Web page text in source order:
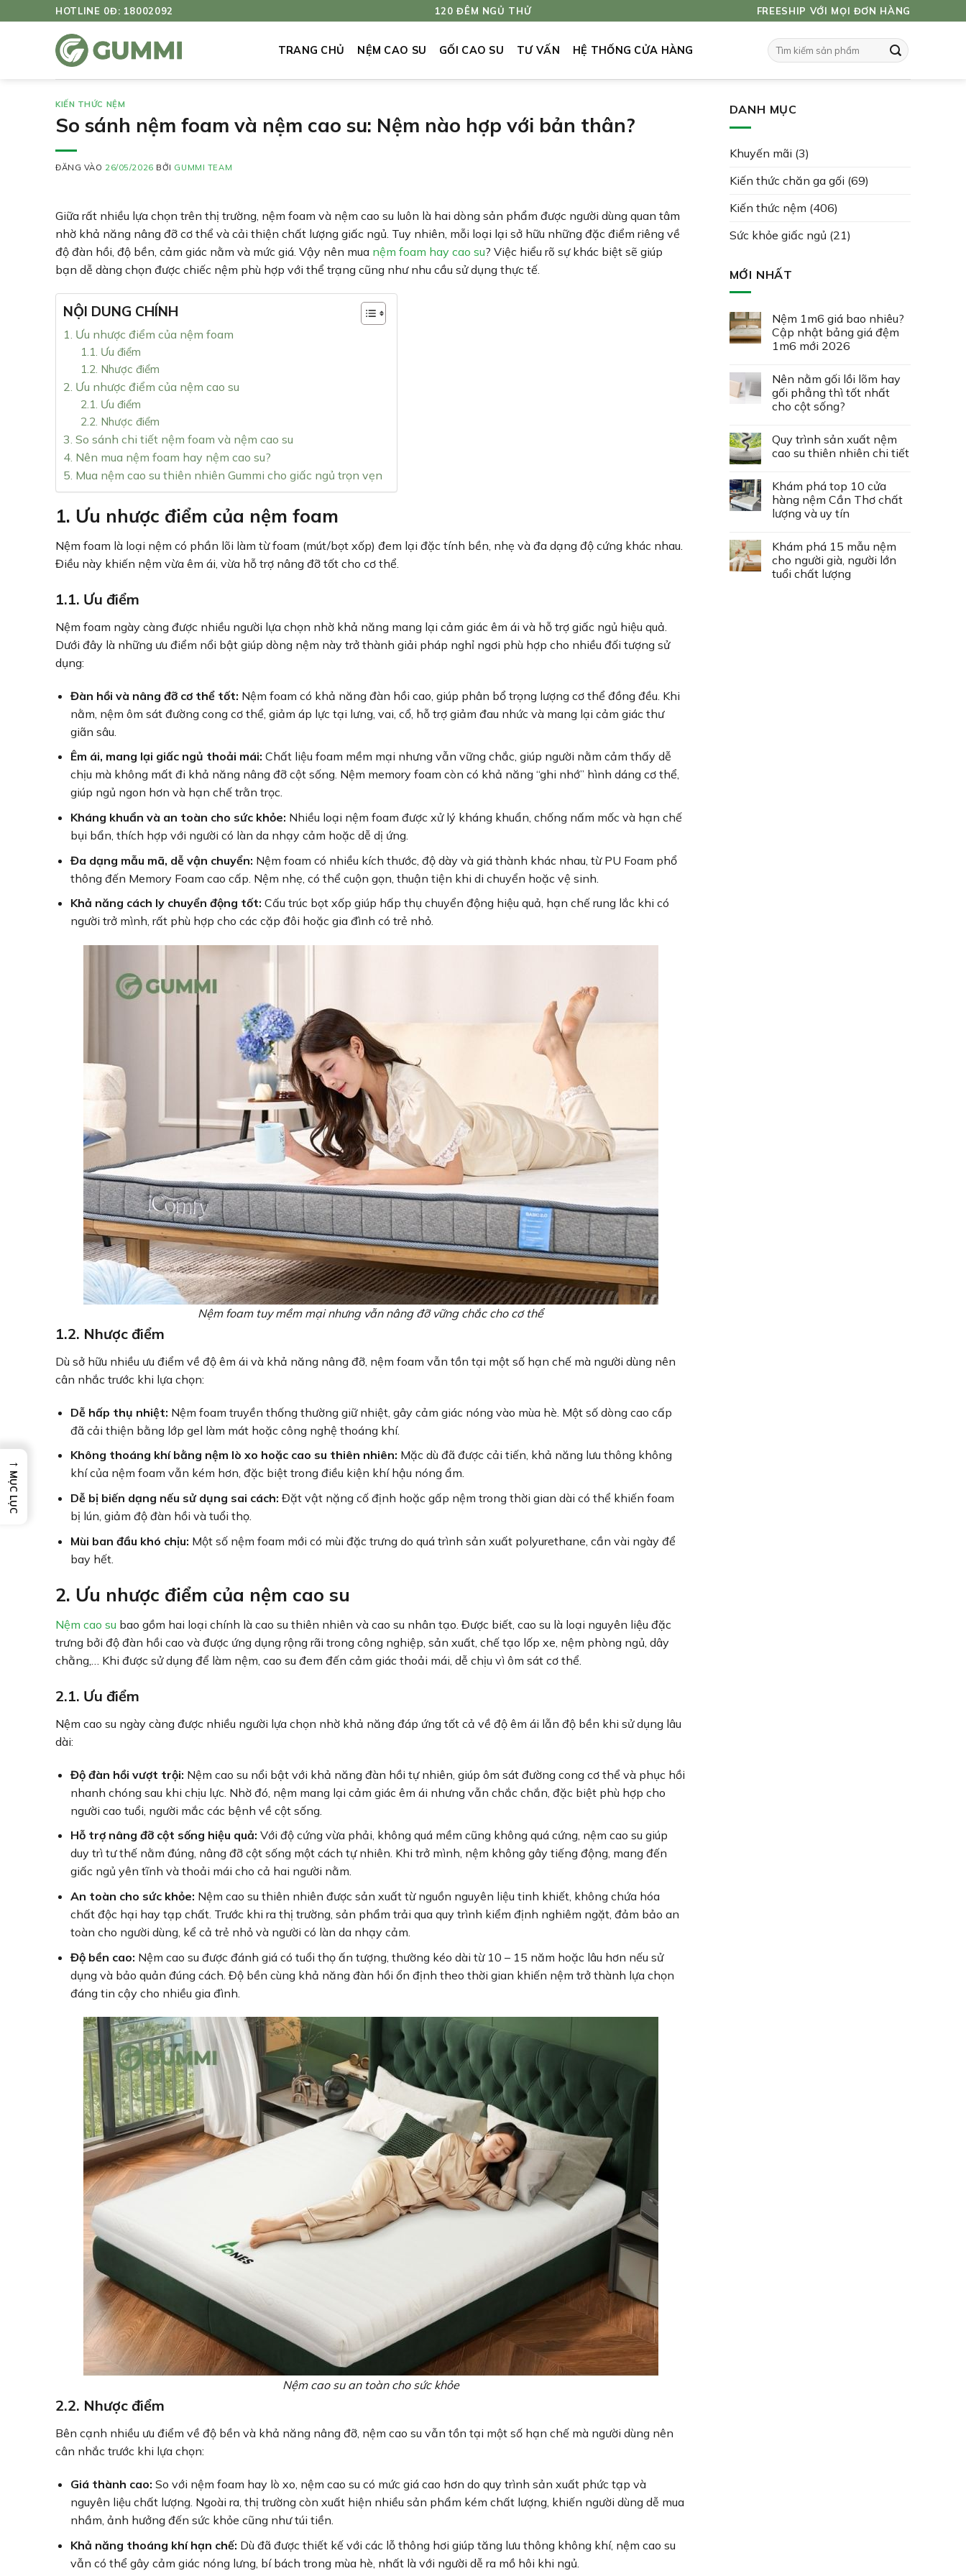
qua
HOTLINE 0Đ: 18002092 120 ĐÊM NGỦ THỬ FREESHIP VỚI MỌI ĐƠN HÀNG
TRANG CHỦ NỆM CAO SU GỐI CAO SU TƯ VẤN HỆ THỐNG CỬA HÀNG
Tìm
kiếm:
KIẾN THỨC NỆM
So sánh nệm foam và nệm cao su: Nệm nào hợp với bản thân?
ĐĂNG VÀO 26/05/2026 BỞI GUMMI TEAM
Giữa rất nhiều lựa chọn trên thị trường, nệm foam và nệm cao su luôn là hai dòng sản phẩm được người dùng quan tâm
nhờ khả năng nâng đỡ cơ thể và cải thiện chất lượng giấc ngủ. Tuy nhiên, mỗi loại lại sở hữu những đặc điểm riêng về
độ đàn hồi, độ bền, cảm giác nằm và mức giá. Vậy nên mua nệm foam hay cao su? Việc hiểu rõ sự khác biệt sẽ giúp
bạn dễ dàng chọn được chiếc nệm phù hợp với thể trạng cũng như nhu cầu sử dụng thực tế.
NỘI DUNG CHÍNH
1. Ưu nhược điểm của nệm foam
1.1. Ưu điểm
1.2. Nhược điểm
2. Ưu nhược điểm của nệm cao su
2.1. Ưu điểm
2.2. Nhược điểm
3. So sánh chi tiết nệm foam và nệm cao su
4. Nên mua nệm foam hay nệm cao su?
5. Mua nệm cao su thiên nhiên Gummi cho giấc ngủ trọn vẹn
1. Ưu nhược điểm của nệm foam
Nệm foam là loại nệm có phần lõi làm từ foam (mút/bọt xốp) đem lại đặc tính bền, nhẹ và đa dạng độ cứng khác nhau.
Điều này khiến nệm vừa êm ái, vừa hỗ trợ nâng đỡ tốt cho cơ thể.
1.1. Ưu điểm
Nệm foam ngày càng được nhiều người lựa chọn nhờ khả năng mang lại cảm giác êm ái và hỗ trợ giấc ngủ hiệu quả.
Dưới đây là những ưu điểm nổi bật giúp dòng nệm này trở thành giải pháp nghỉ ngơi phù hợp cho nhiều đối tượng sử
dụng:
Đàn hồi và nâng đỡ cơ thể tốt: Nệm foam có khả năng đàn hồi cao, giúp phân bổ trọng lượng cơ thể đồng đều. Khi
nằm, nệm ôm sát đường cong cơ thể, giảm áp lực tại lưng, vai, cổ, hỗ trợ giảm đau nhức và mang lại cảm giác thư
giãn sâu.
Êm ái, mang lại giấc ngủ thoải mái: Chất liệu foam mềm mại nhưng vẫn vững chắc, giúp người nằm cảm thấy dễ
chịu mà không mất đi khả năng nâng đỡ cột sống. Nệm memory foam còn có khả năng “ghi nhớ” hình dáng cơ thể,
giúp ngủ ngon hơn và hạn chế trằn trọc.
Kháng khuẩn và an toàn cho sức khỏe: Nhiều loại nệm foam được xử lý kháng khuẩn, chống nấm mốc và hạn chế
bụi bẩn, thích hợp với người có làn da nhạy cảm hoặc dễ dị ứng.
Đa dạng mẫu mã, dễ vận chuyển: Nệm foam có nhiều kích thước, độ dày và giá thành khác nhau, từ PU Foam phổ
thông đến Memory Foam cao cấp. Nệm nhẹ, có thể cuộn gọn, thuận tiện khi di chuyển hoặc vệ sinh.
Khả năng cách ly chuyển động tốt: Cấu trúc bọt xốp giúp hấp thụ chuyển động hiệu quả, hạn chế rung lắc khi có
người trở mình, rất phù hợp cho các cặp đôi hoặc gia đình có trẻ nhỏ.
Nệm foam tuy mềm mại nhưng vẫn nâng đỡ vững chắc cho cơ thể
1.2. Nhược điểm
Dù sở hữu nhiều ưu điểm về độ êm ái và khả năng nâng đỡ, nệm foam vẫn tồn tại một số hạn chế mà người dùng nên
cân nhắc trước khi lựa chọn:
Dễ hấp thụ nhiệt: Nệm foam truyền thống thường giữ nhiệt, gây cảm giác nóng vào mùa hè. Một số dòng cao cấp
đã cải thiện bằng lớp gel làm mát hoặc công nghệ thoáng khí.
Không thoáng khí bằng nệm lò xo hoặc cao su thiên nhiên: Mặc dù đã được cải tiến, khả năng lưu thông không
khí của nệm foam vẫn kém hơn, đặc biệt trong điều kiện khí hậu nóng ẩm.
Dễ bị biến dạng nếu sử dụng sai cách: Đặt vật nặng cố định hoặc gấp nệm trong thời gian dài có thể khiến foam
bị lún, giảm độ đàn hồi và tuổi thọ.
Mùi ban đầu khó chịu: Một số nệm foam mới có mùi đặc trưng do quá trình sản xuất polyurethane, cần vài ngày để
bay hết.
2. Ưu nhược điểm của nệm cao su
Nệm cao su bao gồm hai loại chính là cao su thiên nhiên và cao su nhân tạo. Được biết, cao su là loại nguyên liệu đặc
trưng bởi độ đàn hồi cao và được ứng dụng rộng rãi trong công nghiệp, sản xuất, chế tạo lốp xe, nệm phòng ngủ, dây
chằng,… Khi được sử dụng để làm nệm, cao su đem đến cảm giác thoải mái, dễ chịu vì ôm sát cơ thể.
2.1. Ưu điểm
Nệm cao su ngày càng được nhiều người lựa chọn nhờ khả năng đáp ứng tốt cả về độ êm ái lẫn độ bền khi sử dụng lâu
dài:
Độ đàn hồi vượt trội: Nệm cao su nổi bật với khả năng đàn hồi tự nhiên, giúp ôm sát đường cong cơ thể và phục hồi
nhanh chóng sau khi chịu lực. Nhờ đó, nệm mang lại cảm giác êm ái nhưng vẫn chắc chắn, đặc biệt phù hợp cho
người cao tuổi, người mắc các bệnh về cột sống.
Hỗ trợ nâng đỡ cột sống hiệu quả: Với độ cứng vừa phải, không quá mềm cũng không quá cứng, nệm cao su giúp
duy trì tư thế nằm đúng, nâng đỡ cột sống một cách tự nhiên. Khi trở mình, nệm không gây tiếng động, mang đến
giấc ngủ yên tĩnh và thoải mái cho cả hai người nằm.
An toàn cho sức khỏe: Nệm cao su thiên nhiên được sản xuất từ nguồn nguyên liệu tinh khiết, không chứa hóa
chất độc hại hay tạp chất. Trước khi ra thị trường, sản phẩm trải qua quy trình kiểm định nghiêm ngặt, đảm bảo an
toàn cho người dùng, kể cả trẻ nhỏ và người có làn da nhạy cảm.
Độ bền cao: Nệm cao su được đánh giá có tuổi thọ ấn tượng, thường kéo dài từ 10 – 15 năm hoặc lâu hơn nếu sử
dụng và bảo quản đúng cách. Độ bền cùng khả năng đàn hồi ổn định theo thời gian khiến nệm trở thành lựa chọn
đáng tin cậy cho nhiều gia đình.
Nệm cao su an toàn cho sức khỏe
2.2. Nhược điểm
Bên cạnh nhiều ưu điểm về độ bền và khả năng nâng đỡ, nệm cao su vẫn tồn tại một số hạn chế mà người dùng nên
cân nhắc trước khi lựa chọn:
Giá thành cao: So với nệm foam hay lò xo, nệm cao su có mức giá cao hơn do quy trình sản xuất phức tạp và
nguyên liệu chất lượng. Ngoài ra, thị trường còn xuất hiện nhiều sản phẩm kém chất lượng, khiến người dùng dễ mua
nhầm, ảnh hưởng đến sức khỏe cũng như túi tiền.
Khả năng thoáng khí hạn chế: Dù đã được thiết kế với các lỗ thông hơi giúp tăng lưu thông không khí, nệm cao su
vẫn có thể gây cảm giác nóng lưng, bí bách trong mùa hè, nhất là với người dễ ra mồ hôi khi ngủ.
DANH MỤC
Khuyến mãi (3)
Kiến thức chăn ga gối (69)
Kiến thức nệm (406)
Sức khỏe giấc ngủ (21)
MỚI NHẤT
Nệm 1m6 giá bao nhiêu?
Cập nhật bảng giá đệm
1m6 mới 2026
Nên nằm gối lồi lõm hay
gối phẳng thì tốt nhất
cho cột sống?
Quy trình sản xuất nệm
cao su thiên nhiên chi tiết
Khám phá top 10 cửa
hàng nệm Cần Thơ chất
lượng và uy tín
Khám phá 15 mẫu nệm
cho người già, người lớn
tuổi chất lượng
→
MỤC LỤC